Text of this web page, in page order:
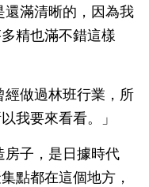
滿清晰的，因為我
精也滿不錯這樣
做過林班行業，所
我要來看看。」
房子，是日據時代
點都在這個地方，